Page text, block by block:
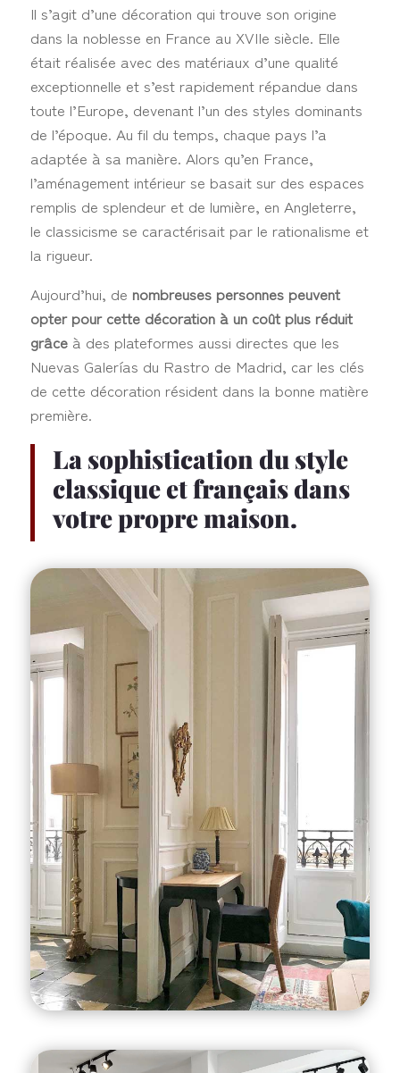
Il s’agit d’une décoration qui trouve son origine
dans la noblesse en France au XVIIe siècle. Elle
était réalisée avec des matériaux d’une qualité
exceptionnelle et s’est rapidement répandue dans
toute l’Europe, devenant l’un des styles dominants
de l’époque. Au fil du temps, chaque pays l’a
adaptée à sa manière. Alors qu’en France,
l’aménagement intérieur se basait sur des espaces
remplis de splendeur et de lumière, en Angleterre,
le classicisme se caractérisait par le rationalisme et
la rigueur.
Aujourd’hui, de nombreuses personnes peuvent
opter pour cette décoration à un coût plus réduit
grâceà des plateformes aussi directes que les
Nuevas Galerías du Rastro de Madrid, car les clés
de cette décoration résident dans la bonne matière
première.
La sophistication du style
classique et français dans
votre propre maison.